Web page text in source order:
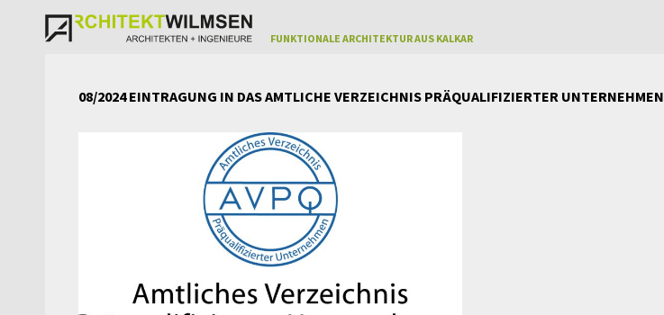
FUNKTIONALE ARCHITEKTUR AUS KALKAR
08/2024 EINTRAGUNG IN DAS AMTLICHE VERZEICHNIS PRÄQUALIFIZIERTER UNTERNEHMEN